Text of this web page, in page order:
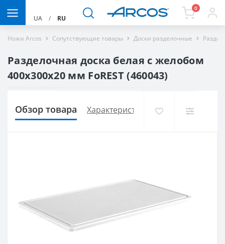
UA / RU
0
Ножи Arcos Сопутствующие товары Доски разделочные
Разделочная доска белая с желобом
400х300х20 мм FoREST (460043)
Обзор товара Характеристики Доставка и